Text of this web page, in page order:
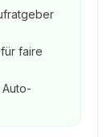
faire